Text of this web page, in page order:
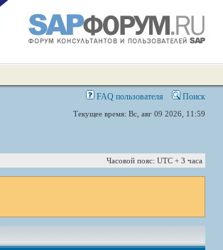
FAQ пользователя Поиск
Текущее время: Вс, авг 09 2026, 11:59
Часовой пояс: UTC + 3 часа